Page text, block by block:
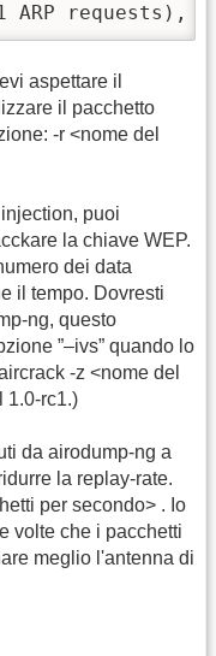
ARP requests),
aspettare il
il pacchetto
-r <nome del
puoi
la chiave WEP.
dei data
il tempo. Dovresti
ng, questo
”–ivs” quando lo
-z <nome del
1.0-rc1.)
da airodump-ng a
la replay-rate.
per secondo> . Io
volte che i pacchetti
meglio l'antenna di